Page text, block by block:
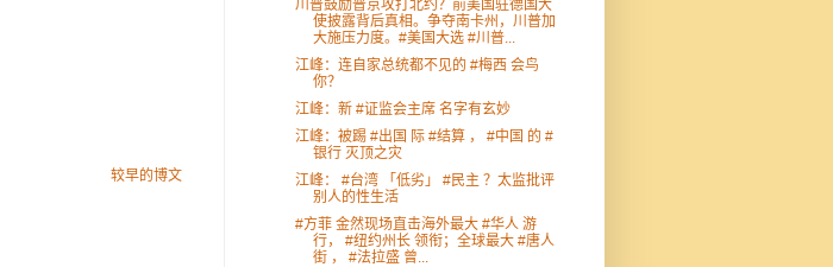
较早的博文
川普鼓励普京攻打北约？前美国驻德国大
使披露背后真相。争夺南卡州，川普加
大施压力度。#美国大选 #川普...
江峰：连自家总统都不见的 #梅西 会鸟
你？
江峰：新 #证监会主席 名字有玄妙
江峰：被踢 #出国 际 #结算 ， #中国 的 #
银行 灭顶之灾
江峰： #台湾 「低劣」 #民主 ？太监批评
别人的性生活
#方菲 金然现场直击海外最大 #华人 游
行， #纽约州长 领衔；全球最大 #唐人
街 ， #法拉盛 曾...